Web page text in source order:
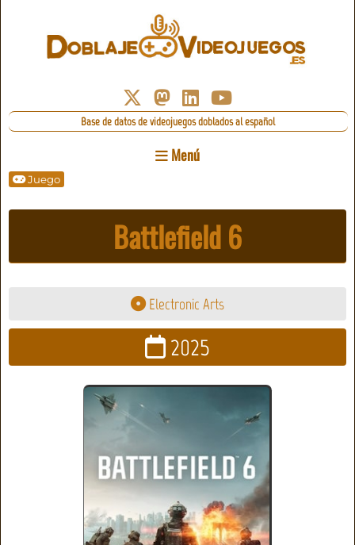
Base de datos de videojuegos doblados al español
Menú
Juego
Battlefield 6
Electronic Arts
2025